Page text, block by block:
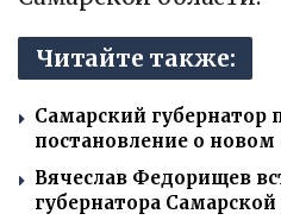
Читайте также:
Самарский губернатор
постановление о новом
Вячеслав Федорищев
губернатора